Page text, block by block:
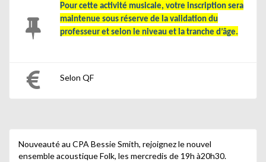
Pour cette activité musicale, votre inscription sera
maintenue sous réserve de la validation du
professeur et selon le niveau et la tranche d’âge.
Selon QF
Nouveauté au CPA Bessie Smith, rejoignez le nouvel
ensemble acoustique Folk, les mercredis de 19h à20h30.